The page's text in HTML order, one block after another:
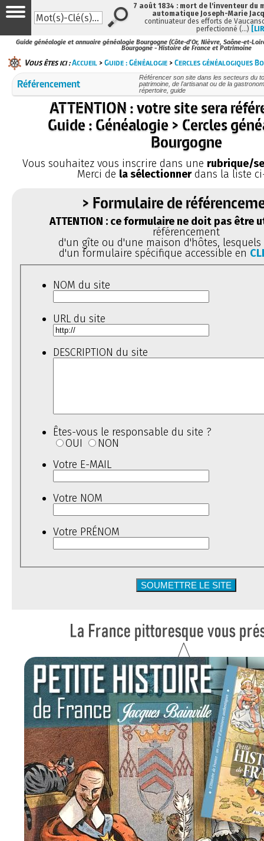
Guide généalogie et annuaire généalogie Bourgogne (Côte-d'Or, Nièvre, Saône-et-
Bourgogne - Histoire de France et Patrimoine
Vous êtes ici :Accueil >Guide : Généalogie >Cercles généalogiques
Référencement
Référencer son site dans les secteurs du
patrimoine, de l'artisanat ou de la
répertoire, guide
ATTENTION : votre site sera
Guide : Généalogie > Cercles
Bourgogne
Vous souhaitez vous inscrire dans une rubrique/
Merci de la sélectionnerdans la liste
> Formulaire de
ATTENTION : ce formulaire ne doit pas être
référencement
d'un gîte ou d'une maison d'hôtes,
d'un formulaire spécifique accessible en
NOM du site
URL du site
DESCRIPTION du site
Êtes-vous le responsable du site ?
OUI
NON
Votre E-MAIL
Votre NOM
Votre PRÉNOM
7 août 1834 : mort de l'inventeur du
automatique Joseph-Marie
continuateur des efforts de
perfectionné (…)